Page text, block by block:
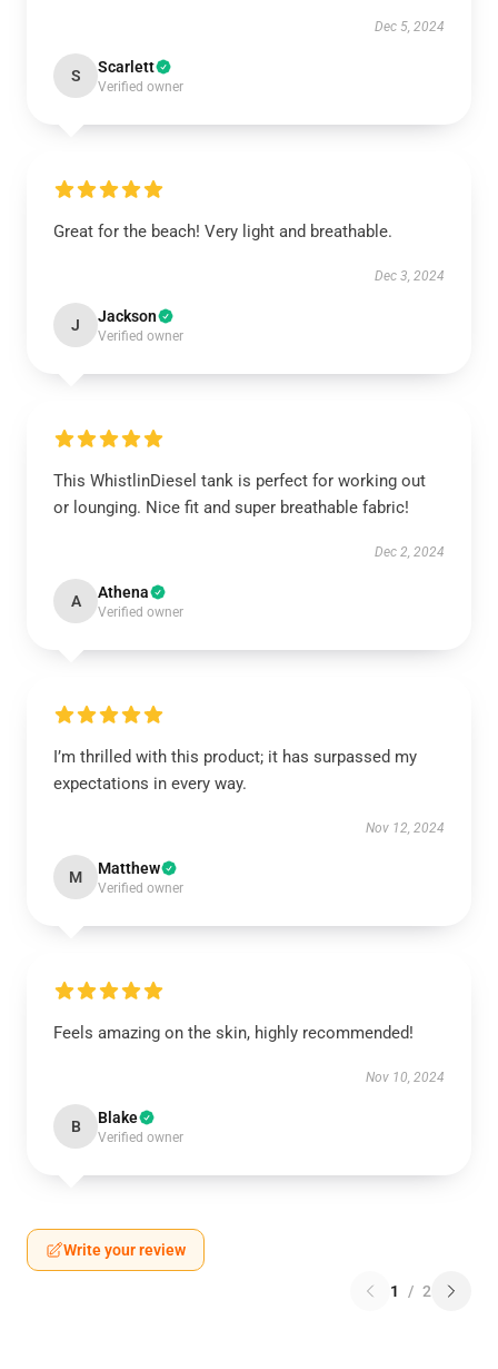
Dec 5, 2024
S Scarlett
Verified owner
Great for the beach! Very light and breathable.
Dec 3, 2024
J Jackson
Verified owner
This WhistlinDiesel tank is perfect for working out
or lounging. Nice fit and super breathable fabric!
Dec 2, 2024
A Athena
Verified owner
I’m thrilled with this product; it has surpassed my
expectations in every way.
Nov 12, 2024
M Matthew
Verified owner
Feels amazing on the skin, highly recommended!
Nov 10, 2024
B Blake
Verified owner
Write your review
1 / 2